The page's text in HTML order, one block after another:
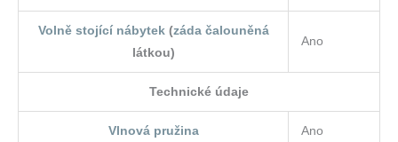
Volně stojící nábytek(záda čalouněná
látkou)
Ano
Technické údaje
Vlnová pružina Ano